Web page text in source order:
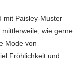
mit Paisley-Muster
wie gerne
Mode von
Fröhlichkeit und